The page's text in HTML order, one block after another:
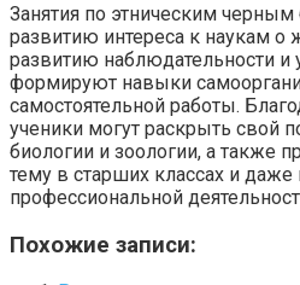
Занятия по этническим
развитию интереса к наукам о
развитию наблюдательности и
формируют навыки
самостоятельной работы.
ученики могут раскрыть свой
биологии и зоологии, а также
тему в старших классах и даже
профессиональной
Похожие записи: